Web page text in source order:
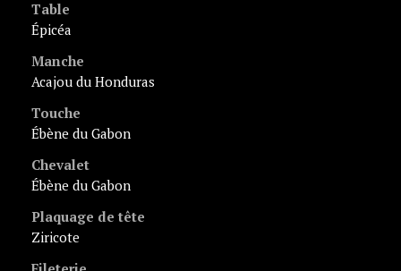
Table
épicéa
Manche
acajou du Honduras
Touche
ébène du Gabon
Chevalet
ébène du Gabon
Plaquage de tête
ziricote